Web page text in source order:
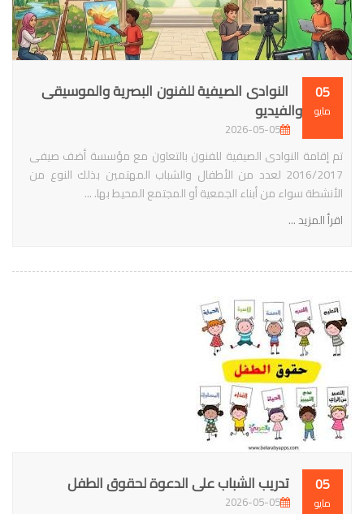
05
مايو
النوادى الصيفية للفنون البصرية والموسيقى
والفيديو
2026-05-05
تم إقامة النوادى الصيفية للفنون بالتعاون مع مؤسسة أضف صيفى
2016/2017 لعدد من الأطفال والشباب المهتمين بذلك النوع من
الأنشطة سواء من أبناء الجمعية أو المجتمع المحيط بها. ...
اقرأ المزيد ...
05
مايو
تدريب الشباب على الدعوة لحقوق الطفل
2026-05-05